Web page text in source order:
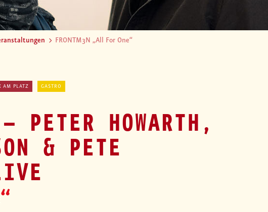
FRONTM3N „All For One“
AM PLATZ GASTRO
PETER HOWARTH,
& PETE